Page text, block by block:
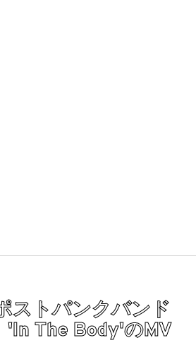
ストパンクバンド
'In The Body'のMV